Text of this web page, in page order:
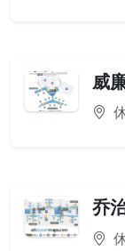
威
乔